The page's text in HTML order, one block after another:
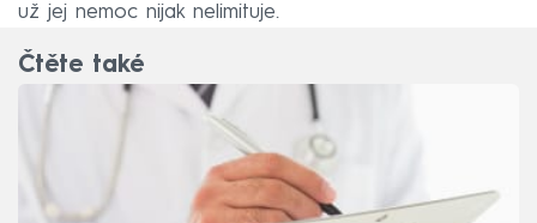
už jej nemoc nijak nelimituje.
Čtěte také